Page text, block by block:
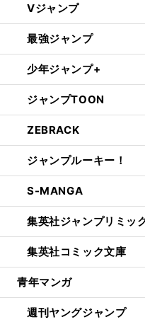
Vジャンプ
最強ジャンプ
少年ジャンプ+
ジャンプTOON
ZEBRACK
ジャンプルーキー！
S-MANGA
集英社ジャンプリミッ
集英社コミック文庫
青年マンガ
週刊ヤングジャンプ